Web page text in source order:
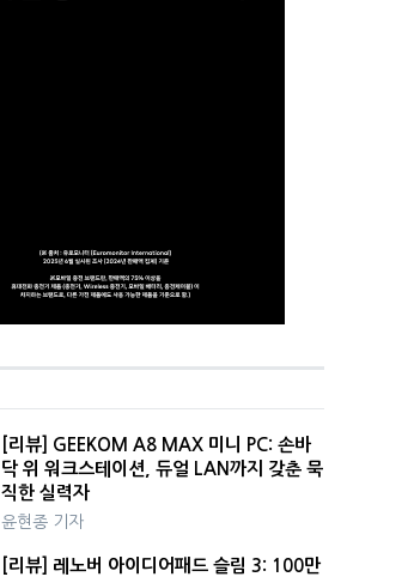
[리뷰] GEEKOM A8 MAX 미니 PC: 손바
닥 위 워크스테이션, 듀얼 LAN까지 갖춘 묵
직한 실력자
윤현종 기자
[리뷰] 레노버 아이디어패드 슬림 3: 100만